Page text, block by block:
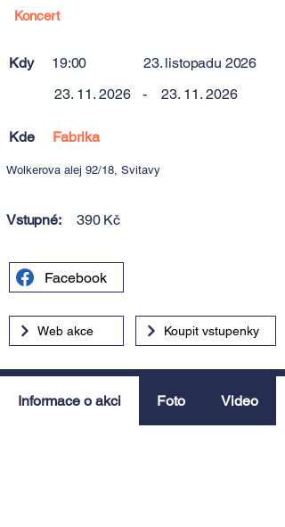
Koncert
Kdy 19:00
23. listopadu 2026
23. 11. 2026
- 23. 11. 2026
Kde Fabrika
Wolkerova alej 92/18, Svitavy
Vstupné: 390 Kč
Facebook
Web akce Koupit vstupenky
Informace o akci Foto Video